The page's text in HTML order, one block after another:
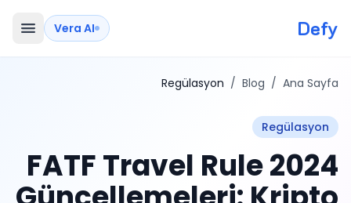
Defy
Vera AI
Ana Sayfa
/
Blog
/
Regülasyon
Regülasyon
2024 FATF Travel Rule